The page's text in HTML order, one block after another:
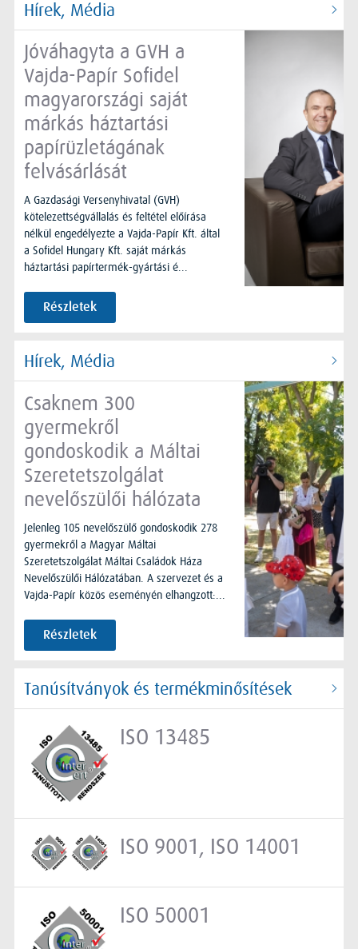
Hírek, Média
Jóváhagyta a GVH a
Vajda-Papír Sofidel
magyarországi saját
márkás háztartási
papírüzletágának
felvásárlását
A Gazdasági Versenyhivatal (GVH)
kötelezettségvállalás és feltétel előírása
nélkül engedélyezte a Vajda-Papír Kft. által
a Sofidel Hungary Kft. saját márkás
háztartási papírtermék-gyártási é...
Részletek
Hírek, Média
Csaknem 300
gyermekről
gondoskodik a Máltai
Szeretetszolgálat
nevelőszülői hálózata
Jelenleg 105 nevelőszülő gondoskodik 278
gyermekről a Magyar Máltai
Szeretetszolgálat Máltai Családok Háza
Nevelőszülői Hálózatában. A szervezet és a
Vajda-Papír közös eseményén elhangzott:...
Részletek
Tanúsítványok és termékminősítések
ISO 13485
ISO 9001, ISO 14001
ISO 50001